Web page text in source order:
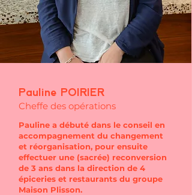
Pauline POIRIER
Cheffe des opérations
Pauline a débuté dans le conseil en
accompagnement du changement
et réorganisation, pour ensuite
effectuer une (sacrée) reconversion
de 3 ans dans la direction de 4
épiceries et restaurants du groupe
Maison Plisson.